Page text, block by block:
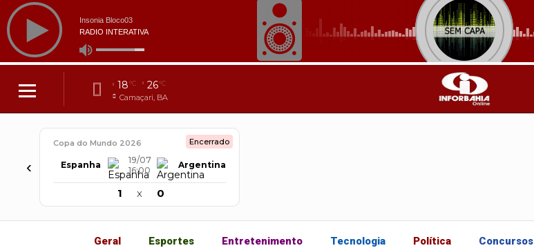
18°C 26°C
Camaçari, BA
‹
Copa do Mundo 2026 Encerrado
Espanha
19/07
16:00
Argentina
1 x 0
Geral Esportes Entretenimento Tecnologia Política Concursos